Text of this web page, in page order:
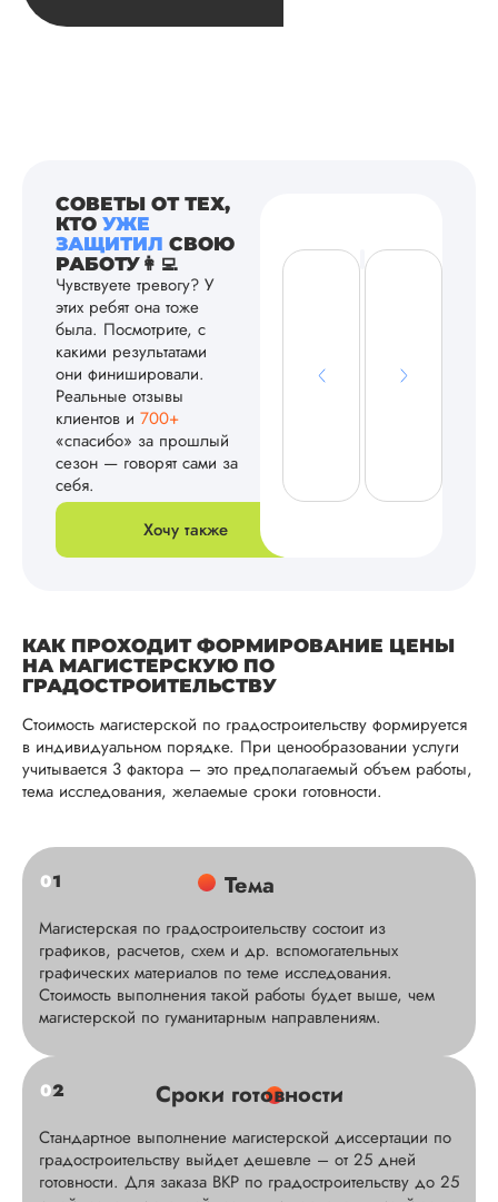
СОВЕТЫ ОТ ТЕХ,
КТО УЖЕ
ЗАЩИТИЛ СВОЮ
РАБОТУ👩‍💻
Чувствуете тревогу? У
этих ребят она тоже
была. Посмотрите, с
какими результатами
они финишировали.
Реальные отзывы
клиентов и 700+
«спасибо» за прошлый
сезон — говорят сами за
себя.
Хочу также
КАК ПРОХОДИТ ФОРМИРОВАНИЕ ЦЕНЫ
НА МАГИСТЕРСКУЮ ПО
ГРАДОСТРОИТЕЛЬСТВУ
Стоимость магистерской по градостроительству формируется
в индивидуальном порядке. При ценообразовании услуги
учитывается 3 фактора – это предполагаемый объем работы,
тема исследования, желаемые сроки готовности.
01 Тема
Магистерская по градостроительству состоит из
графиков, расчетов, схем и др. вспомогательных
графических материалов по теме исследования.
Стоимость выполнения такой работы будет выше, чем
магистерской по гуманитарным направлениям.
02 Сроки готовности
Стандартное выполнение магистерской диссертации по
градостроительству выйдет дешевле – от 25 дней
готовности. Для заказа ВКР по градостроительству до 25